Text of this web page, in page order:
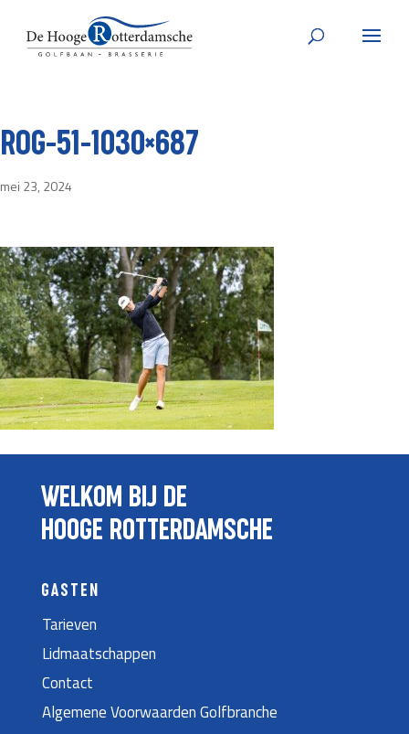
ROG-51-1030×687
mei 23, 2024
WELKOM BIJ DE
HOOGE ROTTERDAMSCHE
GASTEN
Tarieven
Lidmaatschappen
Contact
Algemene Voorwaarden Golfbranche